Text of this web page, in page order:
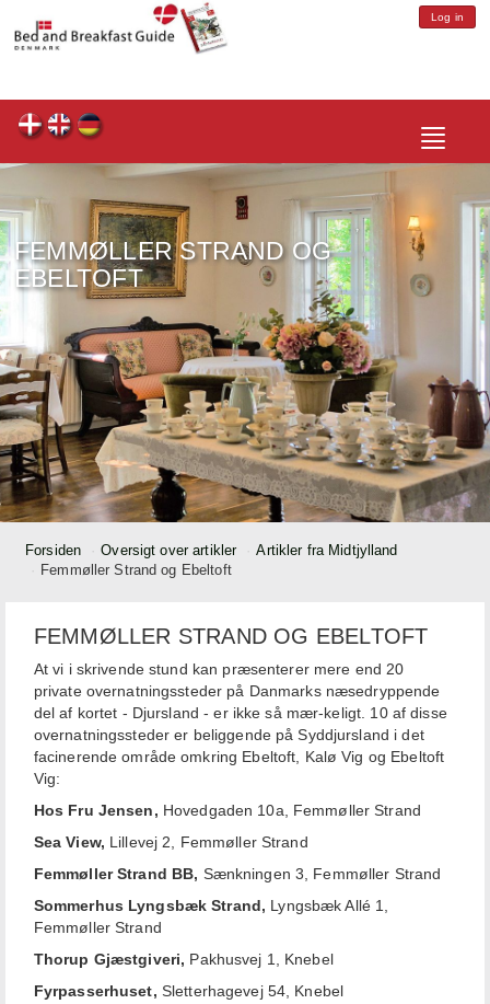
Log in
Toggle
FEMMØLLER STRAND OG
EBELTOFT
Forsiden Oversigt over artikler
Artikler fra Midtjylland
Femmøller Strand og Ebeltoft
FEMMØLLER STRAND OG EBELTOFT
At vi i skrivende stund kan præsenterer mere end 20
private overnatningssteder på Danmarks næsedryppende
del af kortet - Djursland - er ikke så mær-keligt. 10 af disse
overnatningssteder er beliggende på Syddjursland i det
facinerende område omkring Ebeltoft, Kalø Vig og Ebeltoft
Vig:
Hos Fru Jensen, Hovedgaden 10a, Femmøller Strand
Sea View, Lillevej 2, Femmøller Strand
Femmøller Strand BB, Sænkningen 3, Femmøller Strand
Sommerhus Lyngsbæk Strand, Lyngsbæk Allé 1,
Femmøller Strand
Thorup Gjæstgiveri, Pakhusvej 1, Knebel
Fyrpasserhuset, Sletterhagevej 54, Knebel